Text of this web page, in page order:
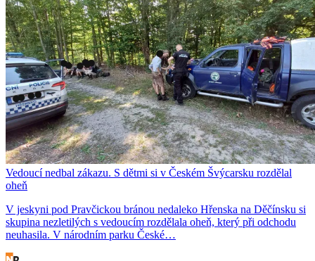
Vedoucí nedbal zákazu. S dětmi si v Českém Švýcarsku rozdělal
oheň
V jeskyni pod Pravčickou bránou nedaleko Hřenska na Děčínsku si
skupina nezletilých s vedoucím rozdělala oheň, který při odchodu
neuhasila. V národním parku České…